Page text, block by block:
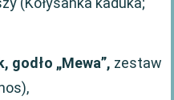
godło „Mewa”, zestaw